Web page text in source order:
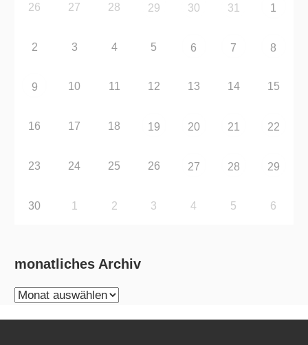
26 27 28 29 30 31 1
2 3 4 5 6 7 8
9 10 11 12 13 14 15
16 17 18 19 20 21 22
23 24 25 26 27 28 29
30 1 2 3 4 5 6
monatliches Archiv
monatliches